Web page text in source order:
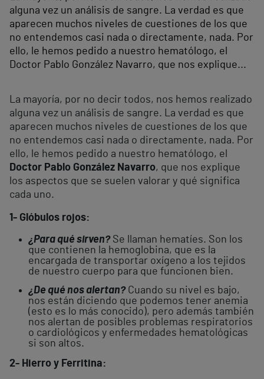
alguna vez un análisis de sangre. La verdad es que
aparecen muchos niveles de cuestiones de los que
no entendemos casi nada o directamente, nada. Por
ello, le hemos pedido a nuestro hematólogo, el
Doctor Pablo González Navarro, que nos explique...
La mayoría, por no decir todos, nos hemos realizado
alguna vez un análisis de sangre. La verdad es que
aparecen muchos niveles de cuestiones de los que
no entendemos casi nada o directamente, nada. Por
ello, le hemos pedido a nuestro hematólogo, el
Doctor Pablo González Navarro, que nos explique
los aspectos que se suelen valorar y qué significa
cada uno.
1- Glóbulos rojos:
¿Para qué sirven?Se llaman hematíes. Son los
que contienen la hemoglobina, que es la
encargada de transportar oxígeno a los tejidos
de nuestro cuerpo para que funcionen bien.
¿De qué nos alertan?Cuando su nivel es bajo,
nos están diciendo que podemos tener anemia
(esto es lo más conocido), pero además también
nos alertan de posibles problemas respiratorios
o cardiológicos y enfermedades hematológicas
si son altos.
2- Hierro y Ferritina: